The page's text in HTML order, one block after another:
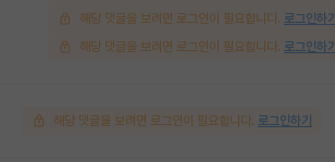
해당 댓글을 보려면 로그인이 필요합니다. 로그인하기
해당 댓글을 보려면 로그인이 필요합니다. 로그인하기
해당 댓글을 보려면 로그인이 필요합니다. 로그인하기